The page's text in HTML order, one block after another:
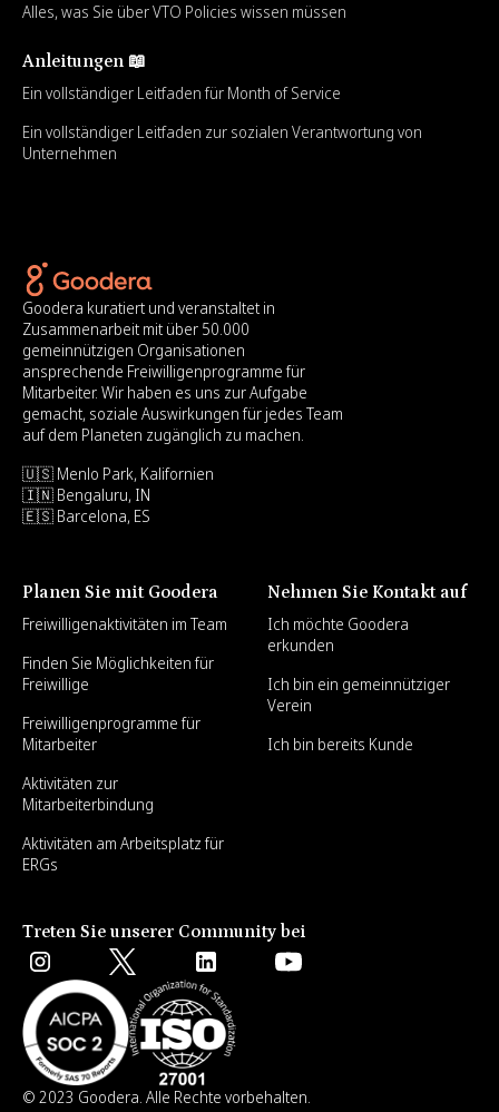
Alles, was Sie über VTO Policies wissen müssen
Anleitungen 📖
Ein vollständiger Leitfaden für Month of Service
Ein vollständiger Leitfaden zur sozialen Verantwortung von
Unternehmen
Goodera kuratiert und veranstaltet in
Zusammenarbeit mit über 50.000
gemeinnützigen Organisationen
ansprechende Freiwilligenprogramme für
Mitarbeiter. Wir haben es uns zur Aufgabe
gemacht, soziale Auswirkungen für jedes Team
auf dem Planeten zugänglich zu machen.
🇺🇸 Menlo Park, Kalifornien
🇮🇳 Bengaluru, IN
🇪🇸 Barcelona, ES
Planen Sie mit Goodera
Freiwilligenaktivitäten im Team
Finden Sie Möglichkeiten für
Freiwillige
Freiwilligenprogramme für
Mitarbeiter
Aktivitäten zur
Mitarbeiterbindung
Aktivitäten am Arbeitsplatz für
ERGs
Nehmen Sie Kontakt auf
Ich möchte Goodera
erkunden
Ich bin ein gemeinnütziger
Verein
Ich bin bereits Kunde
Treten Sie unserer Community bei
© 2023 Goodera. Alle Rechte vorbehalten.